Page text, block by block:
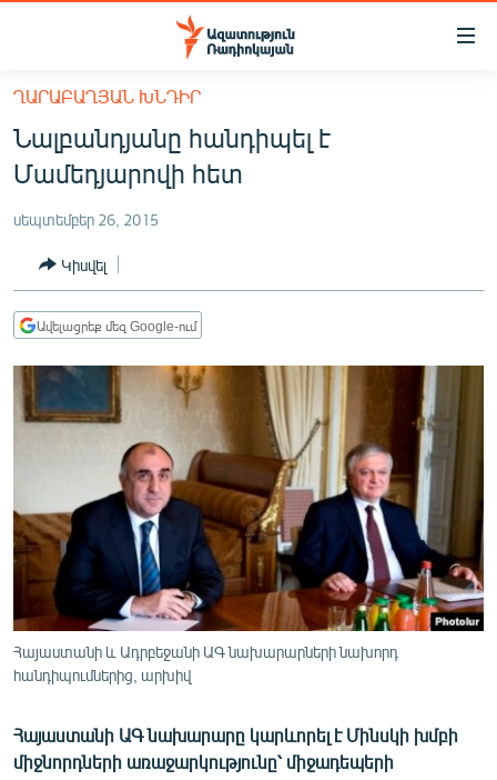
Մատչելիության
հիմնական
բովանդակությանը
Անցնել
հիմնական
մենյուին
ՀԱՅԱՍՏԱՆ
ՔԱՂԱՔԱԿԱՆ
ԸՆՏՐՈՒԹՅՈՒՆՆԵՐ 2026
ԻՐԱՎՈՒՆՔ
ՀԱՍԱՐԱԿՈՒԹՅՈՒՆ
ՂԱՐԱԲԱՂ
ՊԱՏԵՐԱԶՄԻ 6 ՇԱԲԱԹՆԵՐԸ
ՏԱՐԱԾԱՇՐՋԱՆ
ՄԻՋԱԶԳԱՅԻՆ
ՄՇԱԿՈՒՅԹ
ՍՊՈՐՏ
ՄԵԿՆԱԲԱՆՈՒԹՅՈՒՆ
ՏՏ ԵՒ ԻՆՏԵՐՆԵՏ
ԱՐԽԻՎ
ՂԱՐԱԲԱՂՅԱՆ ԽՆԴԻՐ
Նալբանդյանը հանդիպել է
Մամեդյարովի հետ
սեպտեմբեր 26, 2015
Կիսվել
Ավելացրեք մեզ Google-ում
Հայաստանի և Ադրբեջանի ԱԳ նախարարների նախորդ
հանդիպումներից, արխիվ
Հայաստանի ԱԳ նախարարը կարևորել է Մինսկի խմբի
միջնորդների առաջարկությունը՝ միջադեպերի